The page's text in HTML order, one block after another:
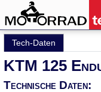
Tech-Daten
KTM 125
Technische Daten: